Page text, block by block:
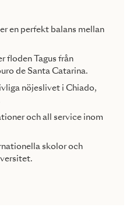
en perfekt balans mellan
floden Tagus från
de Santa Catarina.
nöjeslivet i Chiado,
och all service inom
skolor och